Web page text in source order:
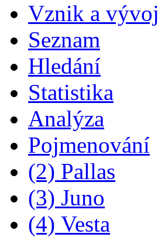
Vznik a vývoj
Seznam
Hledání
Statistika
Analýza
Pojmenování
(2) Pallas
(3) Juno
(4) Vesta